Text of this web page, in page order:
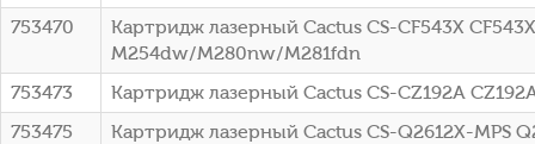
753470
Картридж лазерный Cactus CS-CF543X
M254dw/M280nw/M281fdn
753473
Картридж лазерный Cactus CS-CZ192A
753475
Картридж лазерный Cactus CS-Q2612X-MPS